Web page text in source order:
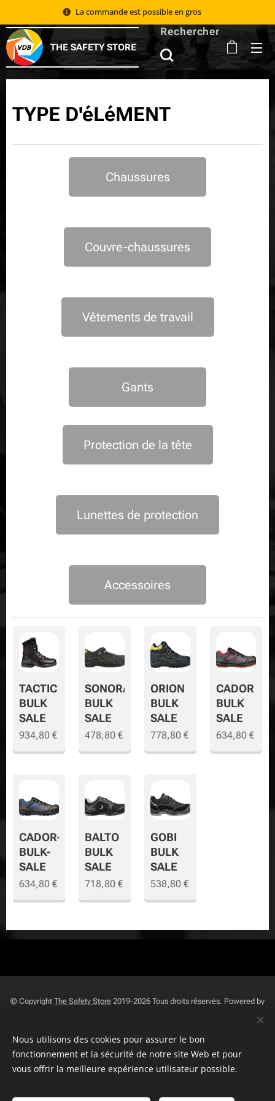
La commande est possible en gros 📦
THE SAFETY STORE
Rechercher
TYPE D'éLéMENT
Chaussures
Couvre-chaussures
Vêtements de travail
Gants
Protection de la tête
Lunettes de protection
Accessoires
TACTIC
BULK
SALE
934,80 €
SONORA
BULK
SALE
478,80 €
ORION
BULK
SALE
778,80 €
CADOR
BULK
SALE
634,80 €
CADOR-
BULK-
SALE
634,80 €
BALTO
BULK
SALE
718,80 €
GOBI
BULK
SALE
538,80 €
© Copyright The Safety Store 2019-2026 Tous droits réservés. Powered by
The VDB Store Company-
Belgique- les Pays-Bas - Luxembourg - TVANR.0715.797.741 -
FAQ-Politique De Confidentialite-Termes Et Conditions-
Nous utilisons des cookies pour assurer le bon
fonctionnement et la sécurité de notre site Web et pour
vous offrir la meilleure expérience utilisateur possible.